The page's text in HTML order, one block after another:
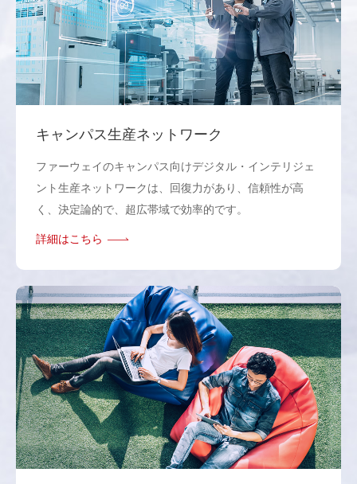
キャンパス生産ネットワーク
ファーウェイのキャンパス向けデジタル・インテリジェ
ント生産ネットワークは、回復力があり、信頼性が高
く、決定論的で、超広帯域で効率的です。
詳細はこちら